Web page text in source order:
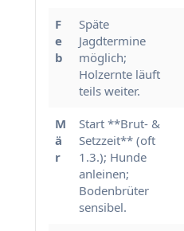
F
e
b
Späte
Jagdtermine
möglich;
Holzernte läuft
teils weiter.
M
ä
r
Start **Brut- &
Setzzeit** (oft
1.3.); Hunde
anleinen;
Bodenbrüter
sensibel.